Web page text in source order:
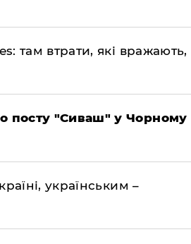
там втрати, які вражають,
посту "Сиваш" у Чорному
українським –